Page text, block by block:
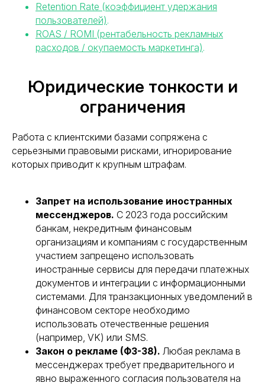
Retention Rate (коэффициент удержания
пользователей).
ROAS / ROMI (рентабельность рекламных
расходов / окупаемость маркетинга).
Юридические тонкости и
ограничения
Работа с клиентскими базами сопряжена с
серьезными правовыми рисками, игнорирование
которых приводит к крупным штрафам.
Запрет на использование иностранных
мессенджеров. С 2023 года российским
банкам, некредитным финансовым
организациям и компаниям с государственным
участием запрещено использовать
иностранные сервисы для передачи платежных
документов и интеграции с информационными
системами. Для транзакционных уведомлений в
финансовом секторе необходимо
использовать отечественные решения
(например, VK) или SMS.
Закон о рекламе (ФЗ-38). Любая реклама в
мессенджерах требует предварительного и
явно выраженного согласия пользователя на